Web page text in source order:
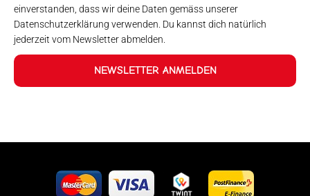
einverstanden, dass wir deine Daten gemäss unserer
Datenschutzerklärung verwenden. Du kannst dich natürlich
jederzeit vom Newsletter abmelden.
NEWSLETTER ANMELDEN